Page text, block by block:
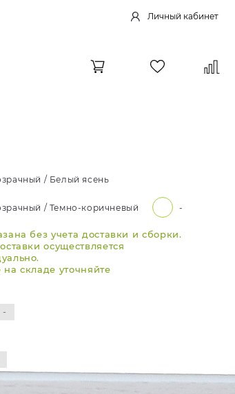
Личный кабинет
/ Белый ясень
/ Темно-коричневый -
без учета доставки и сборки.
осуществляется
складе уточняйте
-